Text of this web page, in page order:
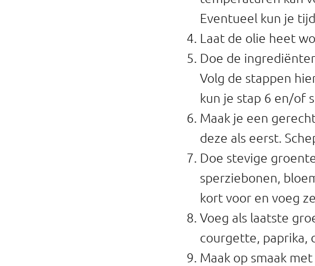
Eventueel kun je
Laat de olie heet
Doe de
Volg de stappen
kun je stap 6 en/of
Maak je een
deze als eerst.
Doe stevige
sperziebonen,
kort voor en voeg
Voeg als laatste
courgette, paprika,
Maak op smaak